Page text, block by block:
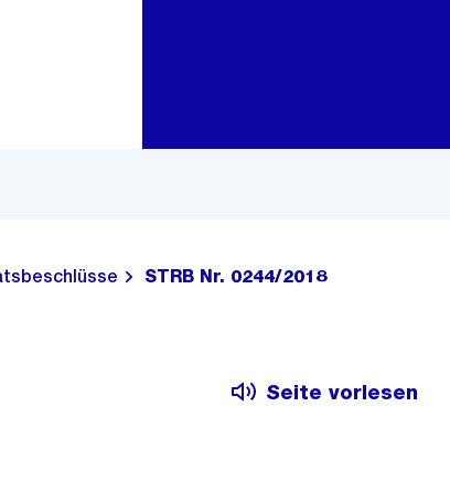
STRB Nr. 0244/2018
Seite vorlesen